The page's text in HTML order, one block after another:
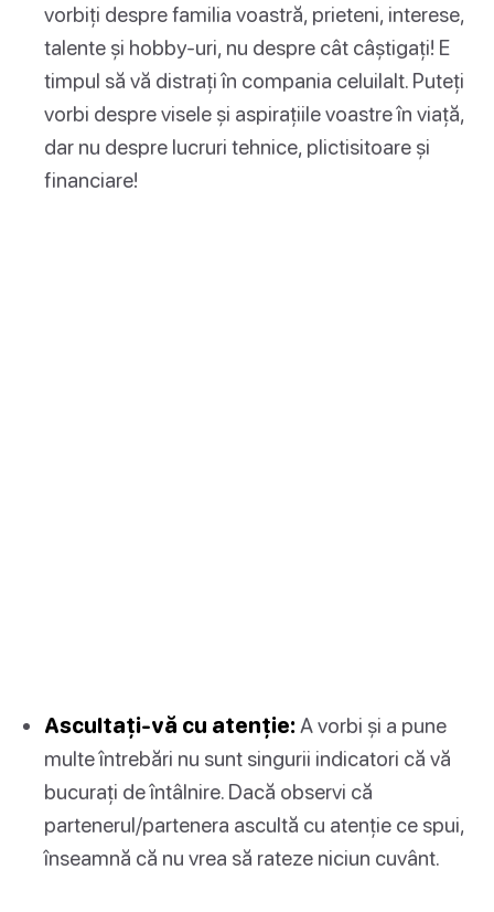
vorbiți despre familia voastră, prieteni, interese,
talente și hobby-uri, nu despre cât câștigați! E
timpul să vă distrați în compania celuilalt. Puteți
vorbi despre visele și aspirațiile voastre în viață,
dar nu despre lucruri tehnice, plictisitoare și
financiare!
Ascultați-vă cu atenție: A vorbi și a pune
multe întrebări nu sunt singurii indicatori că vă
bucurați de întâlnire. Dacă observi că
partenerul/partenera ascultă cu atenție ce spui,
înseamnă că nu vrea să rateze niciun cuvânt.